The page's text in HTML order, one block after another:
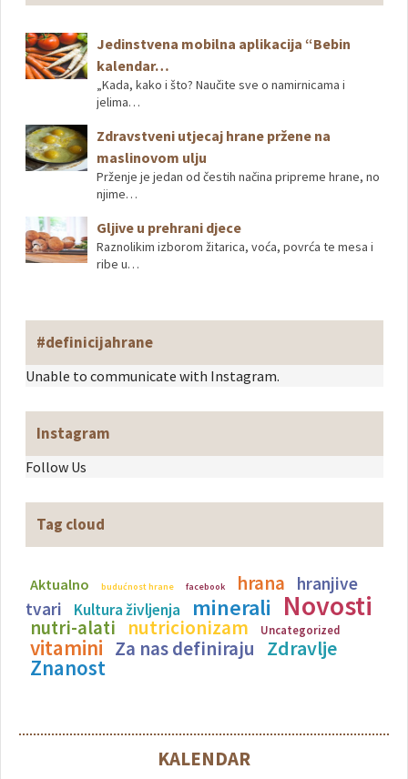
Jedinstvena mobilna aplikacija “Bebin
kalendar…
„Kada, kako i što? Naučite sve o namirnicama i
jelima…
Zdravstveni utjecaj hrane pržene na
maslinovom ulju
Prženje je jedan od čestih načina pripreme hrane, no
njime…
Gljive u prehrani djece
Raznolikim izborom žitarica, voća, povrća te mesa i
ribe u…
#definicijahrane
Unable to communicate with Instagram.
Instagram
Follow Us
Tag cloud
Aktualno budućnost hrane facebook hrana
hranjive
tvari
Kultura življenja minerali Novosti
nutri-alati nutricionizam Uncategorized
vitamini Za nas definiraju Zdravlje
Znanost
KALENDAR